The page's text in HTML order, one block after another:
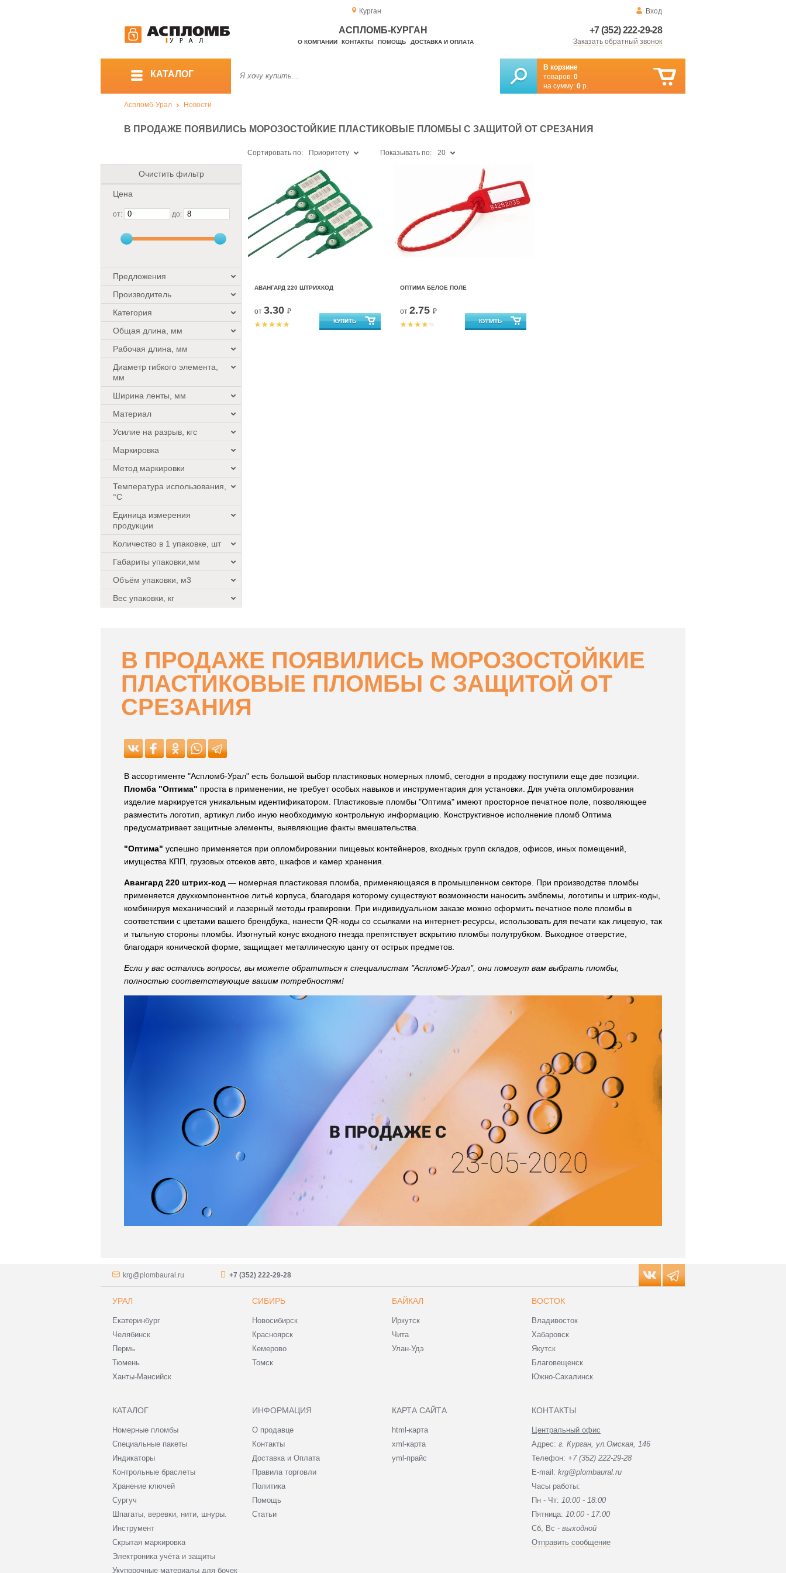
Курган Вход
+7 (352) 222-29-28
Заказать обратный звонок
АСПЛОМБ-КУРГАН
О КОМПАНИИ КОНТАКТЫ ПОМОЩЬ ДОСТАВКА И ОПЛАТА
КАТАЛОГ
В корзине
товаров: 0
на сумму: 0 р.
Аспломб-Урал Новости
В ПРОДАЖЕ ПОЯВИЛИСЬ МОРОЗОСТОЙКИЕ ПЛАСТИКОВЫЕ ПЛОМБЫ С ЗАЩИТОЙ ОТ СРЕЗАНИЯ
Очистить фильтр
Цена
от: до:
Предложения
Производитель
Категория
Общая длина, мм
Рабочая длина, мм
Диаметр гибкого элемента,
мм
Ширина ленты, мм
Материал
Усилие на разрыв, кгс
Маркировка
Метод маркировки
Температура использования,
°C
Единица измерения
продукции
Количество в 1 упаковке, шт
Габариты упаковки,мм
Объём упаковки, м3
Вес упаковки, кг
Сортировать по: Приоритету Показывать по: 20
АВАНГАРД 220 ШТРИХКОД
от 3.30 ₽
ОПТИМА БЕЛОЕ ПОЛЕ
от 2.75 ₽
В ПРОДАЖЕ ПОЯВИЛИСЬ МОРОЗОСТОЙКИЕ
ПЛАСТИКОВЫЕ ПЛОМБЫ С ЗАЩИТОЙ ОТ
СРЕЗАНИЯ
В ассортименте "Аспломб-Урал" есть большой выбор пластиковых номерных пломб, сегодня в продажу поступили еще две позиции.
Пломба "Оптима" проста в применении, не требует особых навыков и инструментария для установки. Для учёта опломбирования
изделие маркируется уникальным идентификатором. Пластиковые пломбы "Оптима" имеют просторное печатное поле, позволяющее
разместить логотип, артикул либо иную необходимую контрольную информацию. Конструктивное исполнение пломб Оптима
предусматривает защитные элементы, выявляющие факты вмешательства.
"Оптима" успешно применяется при опломбировании пищевых контейнеров, входных групп складов, офисов, иных помещений,
имущества КПП, грузовых отсеков авто, шкафов и камер хранения.
Авангард 220 штрих-код — номерная пластиковая пломба, применяющаяся в промышленном секторе. При производстве пломбы
применяется двухкомпонентное литьё корпуса, благодаря которому существуют возможности наносить эмблемы, логотипы и штрих-коды,
комбинируя механический и лазерный методы гравировки. При индивидуальном заказе можно оформить печатное поле пломбы в
соответствии с цветами вашего брендбука, нанести QR-коды со ссылками на интернет-ресурсы, использовать для печати как лицевую, так
и тыльную стороны пломбы. Изогнутый конус входного гнезда препятствует вскрытию пломбы полутрубком. Выходное отверстие,
благодаря конической форме, защищает металлическую цангу от острых предметов.
Если у вас остались вопросы, вы можете обратиться к специалистам "Аспломб-Урал", они помогут вам выбрать пломбы,
полностью соответствующие вашим потребностям!
krg@plombaural.ru +7 (352) 222-29-28
УРАЛ
Екатеринбург
Челябинск
Пермь
Тюмень
Ханты-Мансийск
СИБИРЬ
Новосибирск
Красноярск
Кемерово
Томск
БАЙКАЛ
Иркутск
Чита
Улан-Удэ
ВОСТОК
Владивосток
Хабаровск
Якутск
Благовещенск
Южно-Сахалинск
КАТАЛОГ
Номерные пломбы
Специальные пакеты
Индикаторы
Контрольные браслеты
Хранение ключей
Сургуч
Шпагаты, веревки, нити, шнуры.
Инструмент
Скрытая маркировка
Электроника учёта и защиты
Укупорочные материалы для бочек
ИНФОРМАЦИЯ
О продавце
Контакты
Доставка и Оплата
Правила торговли
Политика
Помощь
Статьи
КАРТА САЙТА
html-карта
xml-карта
yml-прайс
КОНТАКТЫ
Центральный офис
Адрес: г. Курган, ул.Омская, 146
Телефон: +7 (352) 222-29-28
E-mail: krg@plombaural.ru
Часы работы:
Пн - Чт: 10:00 - 18:00
Пятница: 10:00 - 17:00
Сб, Вc - выходной
Отправить сообщение